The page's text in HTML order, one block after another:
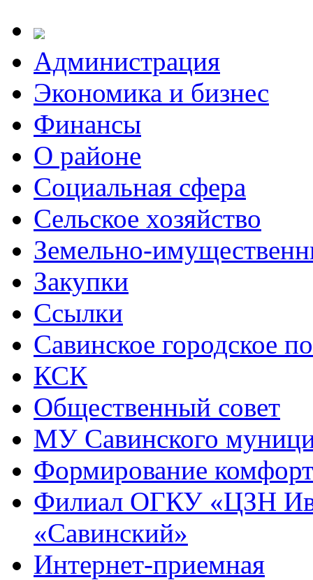
Администрация
Экономика и бизнес
Финансы
О районе
Социальная сфера
Сельское хозяйство
Земельно-
Закупки
Ссылки
Савинское городское
КСК
Общественный совет
МУ Савинского
Формирование
Филиал ОГКУ «ЦЗН
«Савинский»
Интернет-приемная